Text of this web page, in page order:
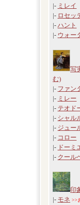
|- ミレイ
|- ロセッ
|- ハント
|- ウォー
写
む)
|- ファン
|- ミレー
|- テオド
|- シャル
|- ジュー
|- コロー
|- ドーミ
|- クール
印
|- モネ >>